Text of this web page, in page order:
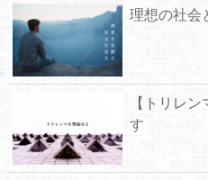
理想の社会
【トリレ
す